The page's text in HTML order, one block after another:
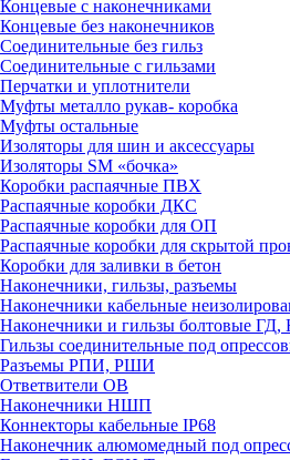
Концевые с наконечниками
Концевые без наконечников
Соединительные без гильз
Соединительные с гильзами
Перчатки и уплотнители
Муфты металло рукав- коробка
Муфты остальные
Изоляторы для шин и аксессуары
Изоляторы SM «бочка»
Коробки распаячные ПВХ
Распаячные коробки ДКС
Распаячные коробки для ОП
Распаячные коробки для скрытой
Коробки для заливки в бетон
Наконечники, гильзы, разъемы
Наконечники кабельные
Наконечники и гильзы болтовые
Гильзы соединительные под
Разъемы РПИ, РШИ
Ответвители ОВ
Наконечники НШП
Коннекторы кабельные IP68
Наконечник алюмомедный под